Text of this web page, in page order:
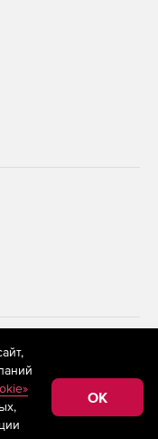
применяются
технологии
сбора,
к
Федерации)
OK